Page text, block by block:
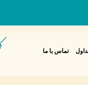
تماس با ما